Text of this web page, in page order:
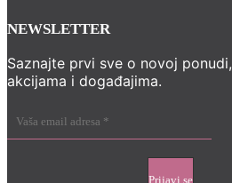
NEWSLETTER
Saznajte prvi sve o novoj ponudi,
akcijama i događajima.